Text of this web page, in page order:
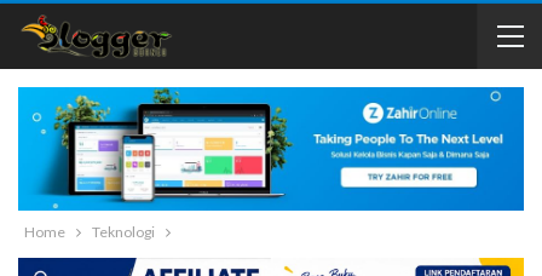
Home Teknologi